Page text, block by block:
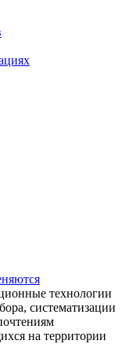
технологии
систематизации
на территории